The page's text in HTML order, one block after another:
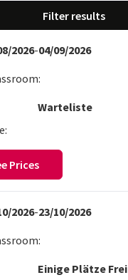
Filter results
2026-04/09/2026
Warteliste
Prices
2026-23/10/2026
Einige Plätze Frei